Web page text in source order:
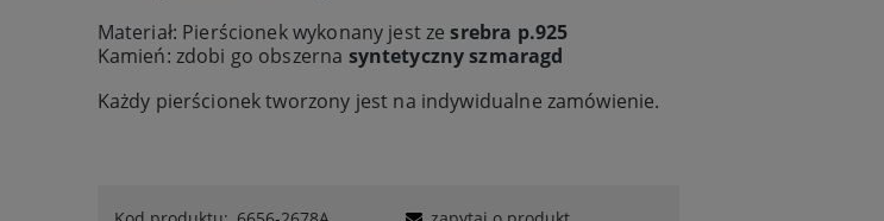
Materiał: Pierścionek wykonany jest zesrebra p.925
Kamień: zdobi go obszerna syntetyczny szmaragd
Każdy pierścionek tworzony jest na indywidualne zamówienie.